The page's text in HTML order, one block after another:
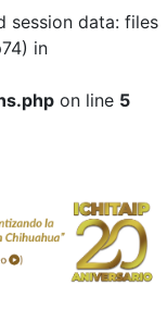
session data: files
in
on line 5